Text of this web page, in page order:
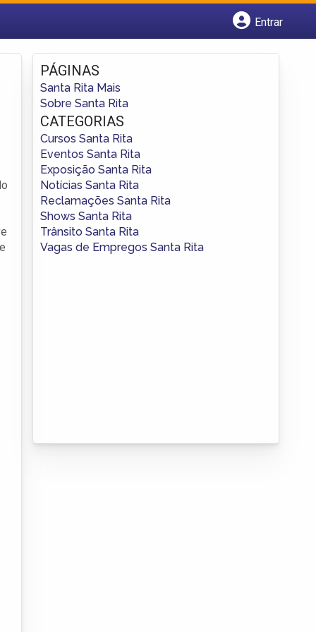
Entrar
Fazer login
Criar conta
PÁGINAS
Santa Rita Mais
Sobre Santa Rita
CATEGORIAS
Cursos Santa Rita
Eventos Santa Rita
Exposição Santa Rita
Notícias Santa Rita
Reclamações Santa Rita
Shows Santa Rita
Trânsito Santa Rita
Vagas de Empregos Santa Rita